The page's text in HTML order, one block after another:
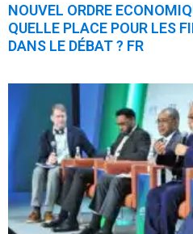
NOUVEL ORDRE
QUELLE PLACE POUR LES
DANS LE DÉBAT ? FR